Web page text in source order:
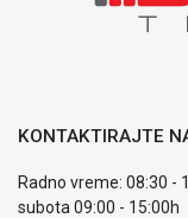
KONTAKTIRAJTE
Radno vreme: 08:30 -
subota 09:00 - 15:00h